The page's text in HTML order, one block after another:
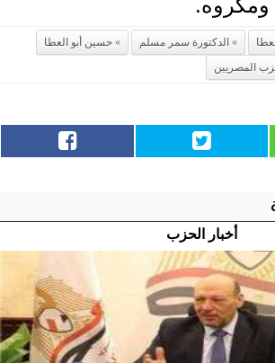
الدكتورة سمر مسلم
حسين أبو العطا
المصريين
أخبار الحزب